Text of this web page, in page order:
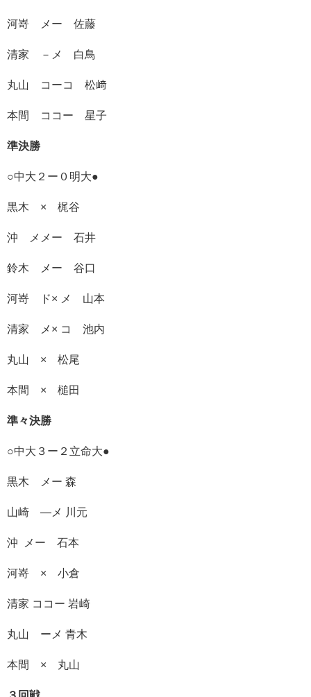
河嵜 メー 佐藤
清家 －メ 白鳥
丸山 コーコ 松﨑
本間 ココー 星子
準決勝
○中大２ー０明大●
黒木 × 梶谷
沖 メメー 石井
鈴木 メー 谷口
河嵜 ド× メ 山本
清家 メ× コ 池内
丸山 × 松尾
本間 × 槌田
準々決勝
○中大３ー２立命大●
黒木 メー 森
山崎 ―メ 川元
沖 メー 石本
河嵜 × 小倉
清家 ココー 岩崎
丸山 ーメ 青木
本間 × 丸山